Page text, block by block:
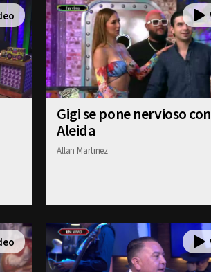
Gigi se pone nervioso con
Aleida
Allan Martinez